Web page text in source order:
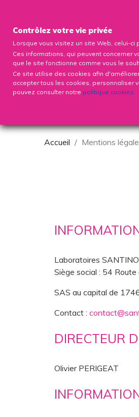
Accueil Mentions
Laboratoires
Siège social : 54
SAS au capital de
Contact :
DIRECTEUR
Olivier PERIGEAT
Contrôlez votre vie privée
Lorsque vous visitez un site Web, celui-
Ces informations, qui peuvent concerner
que le site fonctionne comme vous le
Ce site utilise des cookies afin
accepter tous les cookies, personnaliser
pouvez consulter notre politique cookies.